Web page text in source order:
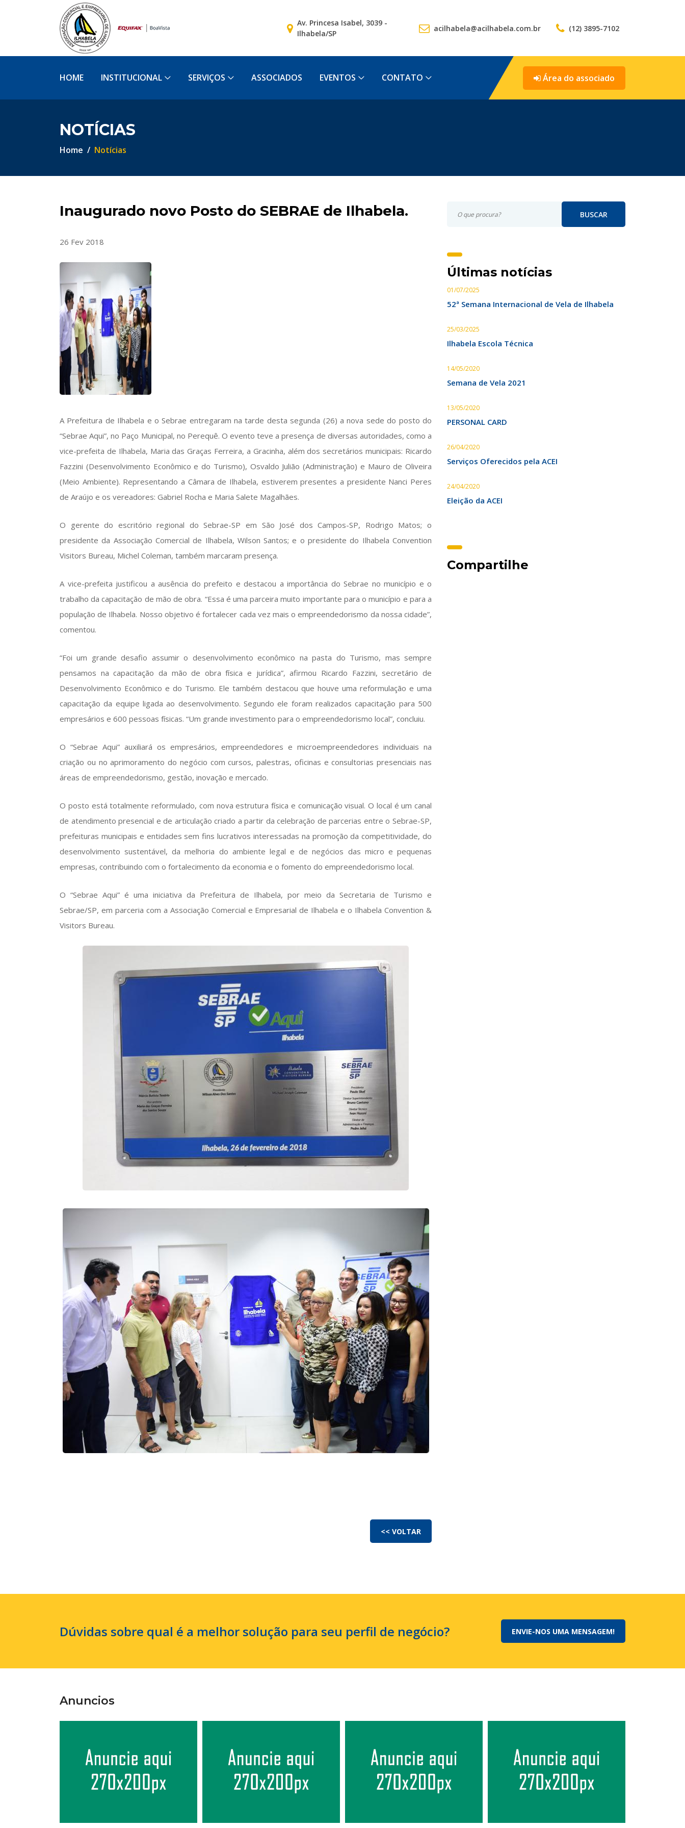
Av. Princesa Isabel, 3039 -
Ilhabela/SP
acilhabela@acilhabela.com.br (12) 3895-7102
HOME INSTITUCIONAL SERVIÇOS ASSOCIADOS EVENTOS CONTATO Área do associado
NOTÍCIAS
Home Notícias
Inaugurado novo Posto do SEBRAE de Ilhabela.
26 Fev 2018
A Prefeitura de Ilhabela e o Sebrae entregaram na tarde desta segunda (26) a nova sede do posto do
“Sebrae Aqui”, no Paço Municipal, no Perequê. O evento teve a presença de diversas autoridades, como a
vice-prefeita de Ilhabela, Maria das Graças Ferreira, a Gracinha, além dos secretários municipais: Ricardo
Fazzini (Desenvolvimento Econômico e do Turismo), Osvaldo Julião (Administração) e Mauro de Oliveira
(Meio Ambiente). Representando a Câmara de Ilhabela, estiverem presentes a presidente Nanci Peres
de Araújo e os vereadores: Gabriel Rocha e Maria Salete Magalhães.
O gerente do escritório regional do Sebrae-SP em São José dos Campos-SP, Rodrigo Matos; o
presidente da Associação Comercial de Ilhabela, Wilson Santos; e o presidente do Ilhabela Convention
Visitors Bureau, Michel Coleman, também marcaram presença.
A vice-prefeita justificou a ausência do prefeito e destacou a importância do Sebrae no município e o
trabalho da capacitação de mão de obra. “Essa é uma parceira muito importante para o município e para a
população de Ilhabela. Nosso objetivo é fortalecer cada vez mais o empreendedorismo da nossa cidade”,
comentou.
“Foi um grande desafio assumir o desenvolvimento econômico na pasta do Turismo, mas sempre
pensamos na capacitação da mão de obra física e jurídica”, afirmou Ricardo Fazzini, secretário de
Desenvolvimento Econômico e do Turismo. Ele também destacou que houve uma reformulação e uma
capacitação da equipe ligada ao desenvolvimento. Segundo ele foram realizados capacitação para 500
empresários e 600 pessoas físicas. “Um grande investimento para o empreendedorismo local”, concluiu.
O “Sebrae Aqui” auxiliará os empresários, empreendedores e microempreendedores individuais na
criação ou no aprimoramento do negócio com cursos, palestras, oficinas e consultorias presenciais nas
áreas de empreendedorismo, gestão, inovação e mercado.
O posto está totalmente reformulado, com nova estrutura física e comunicação visual. O local é um canal
de atendimento presencial e de articulação criado a partir da celebração de parcerias entre o Sebrae-SP,
prefeituras municipais e entidades sem fins lucrativos interessadas na promoção da competitividade, do
desenvolvimento sustentável, da melhoria do ambiente legal e de negócios das micro e pequenas
empresas, contribuindo com o fortalecimento da economia e o fomento do empreendedorismo local.
O “Sebrae Aqui” é uma iniciativa da Prefeitura de Ilhabela, por meio da Secretaria de Turismo e
Sebrae/SP, em parceria com a Associação Comercial e Empresarial de Ilhabela e o Ilhabela Convention &
Visitors Bureau.
<< VOLTAR
BUSCAR
Últimas notícias
01/07/2025
52ª Semana Internacional de Vela de Ilhabela
25/03/2025
Ilhabela Escola Técnica
14/05/2020
Semana de Vela 2021
13/05/2020
PERSONAL CARD
26/04/2020
Serviços Oferecidos pela ACEI
24/04/2020
Eleição da ACEI
Compartilhe
Dúvidas sobre qual é a melhor solução para seu perfil de negócio? ENVIE-NOS UMA MENSAGEM!
Anuncios